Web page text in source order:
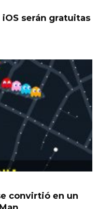
serán gratuitas
convirtió en un